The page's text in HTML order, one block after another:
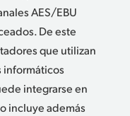
AES/EBU
De este
que utilizan
informáticos
integrarse en
incluye además